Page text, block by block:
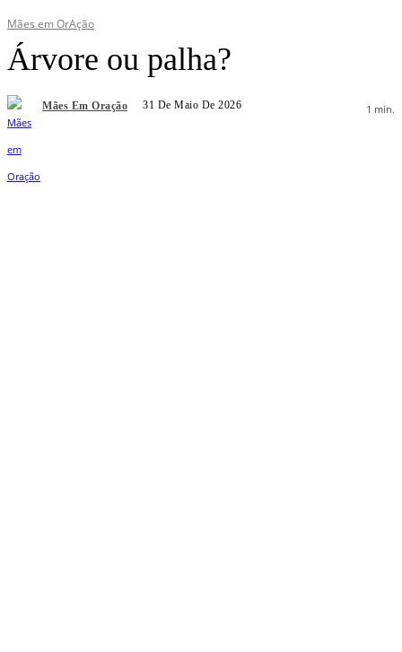
Mães em OrAção
Árvore ou palha?
Mães Em Oração 31 De Maio De 2026 1 min.